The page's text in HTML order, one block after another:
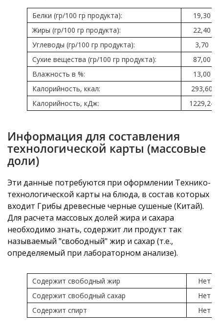
Белки (гр/100 гр продукта):
19,30
Жиры (гр/100 гр продукта):
22,40
Углеводы (гр/100 гр продукта):
3,70
Сухие вещества (гр/100 гр продукта):
87,00
Влажность в %:
13,00
Калорийность, ккал:
293,60
Калорийность, кДж:
1229,24
Информация для составления
технологической карты (массовые
доли)
Эти данные потребуются при оформлении Технико-
технологической карты на блюда, в состав которых
входит Грибы древесные черные сушеные (Китай).
Для расчета массовых долей жира и сахара
необходимо знать, содержит ли продукт так
называемый "свободный" жир и сахар (т.е.,
определяемый при лабораторном анализе).
Содержит свободный жир
Нет
Содержит свободный сахар
Нет
Содержит спирт
Нет